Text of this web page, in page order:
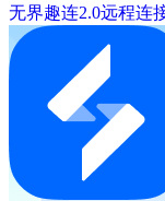
无界趣连2.0远程连